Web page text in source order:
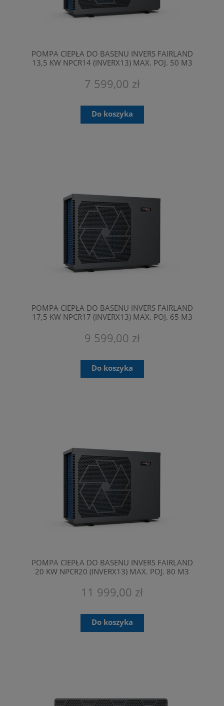
POMPA CIEPŁA DO BASENU INVERS FAIRLAND
13,5 KW NPCR14 (INVERX13) MAX. POJ. 50 M3
7 599,00 zł
Do koszyka
POMPA CIEPŁA DO BASENU INVERS FAIRLAND
17,5 KW NPCR17 (INVERX13) MAX. POJ. 65 M3
9 599,00 zł
Do koszyka
POMPA CIEPŁA DO BASENU INVERS FAIRLAND
20 KW NPCR20 (INVERX13) MAX. POJ. 80 M3
11 999,00 zł
Do koszyka